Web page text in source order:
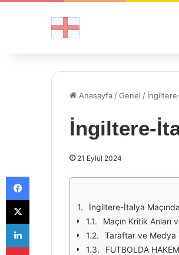
Anasayfa /Genel /
İngiltere-
21 Eylül 2024
İngiltere-İtalya
Maçın Kritik Anları
Taraftar ve Medya
FUTBOLDA
Facebook
X
LinkedIn
Pinterest